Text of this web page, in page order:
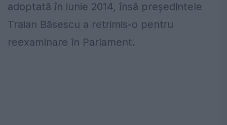
adoptată în iunie 2014, însă preşedintele
Traian Băsescu a retrimis-o pentru
reexaminare în Parlament.